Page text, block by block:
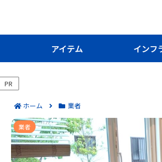
アイテム インフ
PR
ホーム 業者
アーク引越センターの大物限
業者